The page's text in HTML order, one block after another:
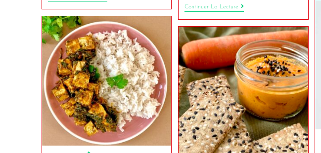
Continuer La Lecture